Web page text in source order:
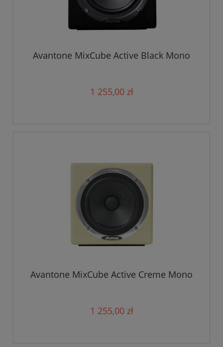
Avantone MixCube Active Black Mono
1 255,00 zł
Avantone MixCube Active Creme Mono
1 255,00 zł